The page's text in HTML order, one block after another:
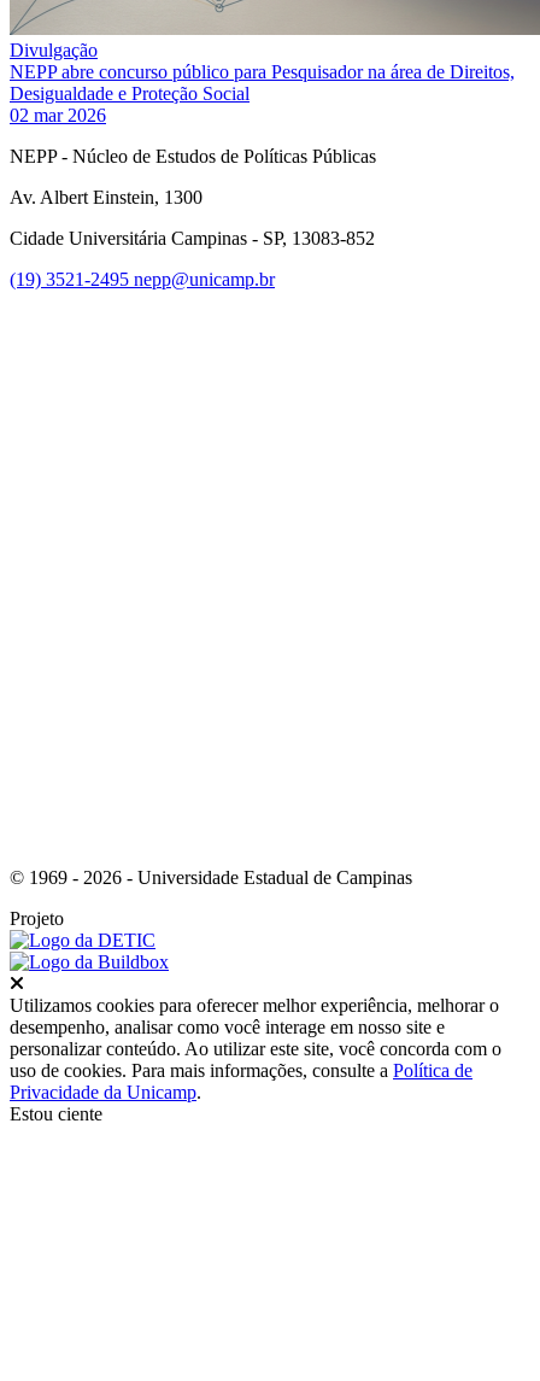
Divulgação
NEPP abre concurso público para Pesquisador na área de Direitos,
Desigualdade e Proteção Social
02 mar 2026
NEPP - Núcleo de Estudos de Políticas Públicas
Av. Albert Einstein, 1300
Cidade Universitária Campinas - SP, 13083-852
(19) 3521-2495 nepp@unicamp.br
© 1969 - 2026 - Universidade Estadual de Campinas
Projeto
Utilizamos cookies para oferecer melhor experiência, melhorar o
desempenho, analisar como você interage em nosso site e
personalizar conteúdo. Ao utilizar este site, você concorda com o
uso de cookies. Para mais informações, consulte a Política de
Privacidade da Unicamp.
Estou ciente